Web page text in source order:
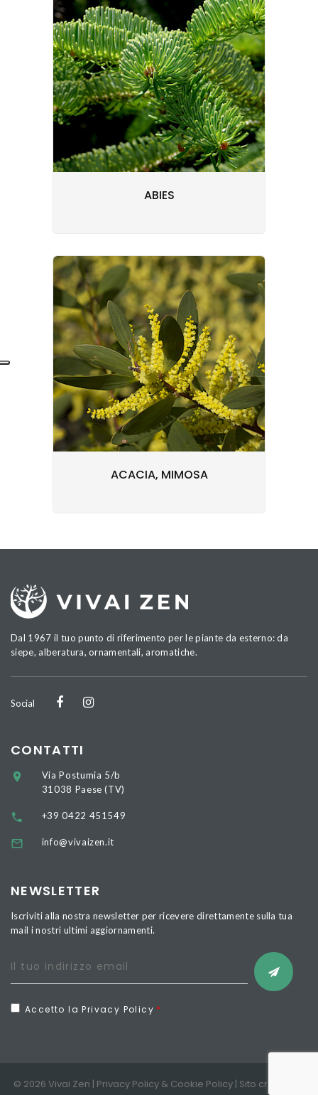
ABIES
ACACIA, MIMOSA
Dal 1967 il tuo punto di riferimento per le piante da esterno: da
siepe, alberatura, ornamentali, aromatiche.
Social
CONTATTI
Via Postumia 5/b
31038 Paese (TV)
+39 0422 451549
info@vivaizen.it
NEWSLETTER
Iscriviti alla nostra newsletter per ricevere direttamente sulla tua
mail i nostri ultimi aggiornamenti.
Accetto la Privacy Policy
© 2026 Vivai Zen | Privacy Policy & Cookie Policy | Sito creato da